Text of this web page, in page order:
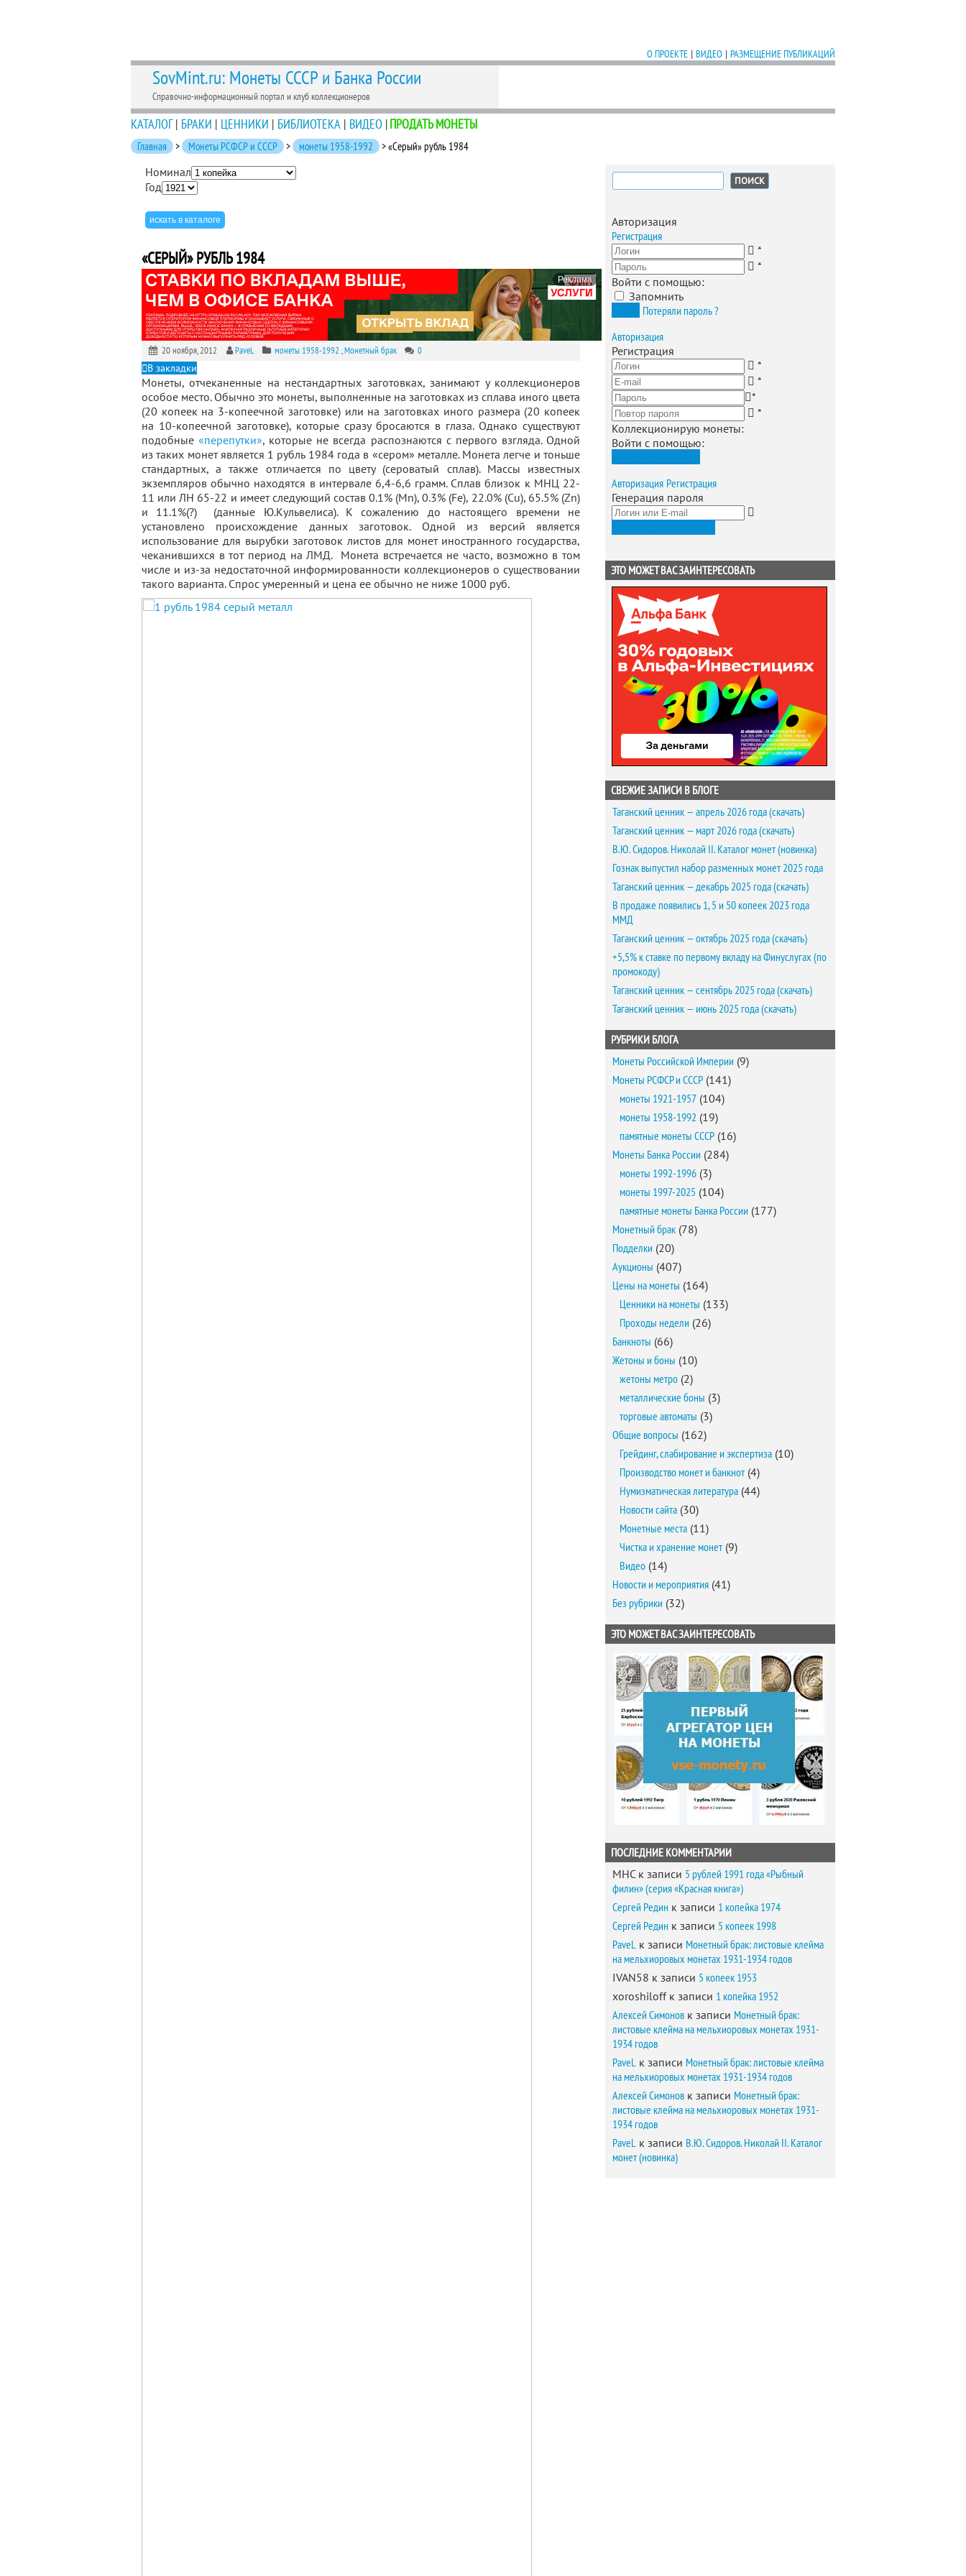
О ПРОЕКТЕ | ВИДЕО | РАЗМЕЩЕНИЕ ПУБЛИКАЦИЙ
SovMint.ru: Монеты СССР и Банка России
Справочно-информационный портал и клуб коллекционеров
КАТАЛОГ| БРАКИ | ЦЕННИКИ | БИБЛИОТЕКА | ВИДЕО |ПРОДАТЬ МОНЕТЫ
Главная > Монеты РСФСР и СССР > монеты 1958-1992 > «Серый» рубль 1984
Номинал
Год
«СЕРЫЙ» РУБЛЬ 1984
Реклама
20 ноября, 2012 PaveL монеты 1958-1992 ,Монетный брак 0
В закладки
Монеты, отчеканенные на нестандартных заготовках, занимают у коллекционеров
особое место. Обычно это монеты, выполненные на заготовках из сплава иного цвета
(20 копеек на 3-копеечной заготовке) или на заготовках иного размера (20 копеек
на 10-копеечной заготовке), которые сразу бросаются в глаза. Однако существуют
подобные«перепутки», которые не всегда распознаются с первого взгляда. Одной
из таких монет является 1 рубль 1984 года в «сером» металле. Монета легче и тоньше
стандартных, а также отличается по цвету (сероватый сплав). Массы известных
экземпляров обычно находятся в интервале 6,4-6,6 грамм. Сплав близок к МНЦ 22-
11 или ЛН 65-22 и имеет следующий состав 0.1% (Mn), 0.3% (Fe), 22.0% (Cu), 65.5% (Zn)
и 11.1%(?) (данные Ю.Кульвелиса). К сожалению до настоящего времени не
установлено происхождение данных заготовок. Одной из версий является
использование для вырубки заготовок листов для монет иностранного государства,
чеканившихся в тот период на ЛМД. Монета встречается не часто, возможно в том
числе и из-за недостаточной информированности коллекционеров о существовании
такого варианта. Спрос умеренный и цена ее обычно не ниже 1000 руб.
Найти:
Авторизация
Регистрация
*
*
Войти с помощью:
Запомнить
Потеряли пароль ?
Авторизация
Регистрация
*
*
*
*
Коллекционирую монеты:
Войти с помощью:
Авторизация Регистрация
Генерация пароля
ЭТО МОЖЕТ ВАС ЗАИНТЕРЕСОВАТЬ
СВЕЖИЕ ЗАПИСИ В БЛОГЕ
Таганский ценник — апрель 2026 года (скачать)
Таганский ценник — март 2026 года (скачать)
В.Ю. Сидоров. Николай II. Каталог монет (новинка)
Гознак выпустил набор разменных монет 2025 года
Таганский ценник — декабрь 2025 года (скачать)
В продаже появились 1, 5 и 50 копеек 2023 года
ММД
Таганский ценник — октябрь 2025 года (скачать)
+5,5% к ставке по первому вкладу на Финуслугах (по
промокоду)
Таганский ценник — сентябрь 2025 года (скачать)
Таганский ценник — июнь 2025 года (скачать)
РУБРИКИ БЛОГА
Монеты Российской Империи (9)
Монеты РСФСР и СССР (141)
монеты 1921-1957 (104)
монеты 1958-1992 (19)
памятные монеты СССР (16)
Монеты Банка России (284)
монеты 1992-1996 (3)
монеты 1997-2025 (104)
памятные монеты Банка России (177)
Монетный брак (78)
Подделки (20)
Аукционы (407)
Цены на монеты (164)
Ценники на монеты (133)
Проходы недели (26)
Банкноты (66)
Жетоны и боны (10)
жетоны метро (2)
металлические боны (3)
торговые автоматы (3)
Общие вопросы (162)
Грейдинг, слабирование и экспертиза (10)
Производство монет и банкнот(4)
Нумизматическая литература (44)
Новости сайта (30)
Монетные места (11)
Чистка и хранение монет(9)
Видео (14)
Новости и мероприятия (41)
Без рубрики (32)
ЭТО МОЖЕТ ВАС ЗАИНТЕРЕСОВАТЬ
ПОСЛЕДНИЕ КОММЕНТАРИИ
MHCк записи 5 рублей 1991 года «Рыбный
филин» (серия «Красная книга»)
Сергей Редин к записи 1 копейка 1974
Сергей Редин к записи 5 копеек 1998
PaveL к записи Монетный брак: листовые клейма
на мельхиоровых монетах 1931-1934 годов
IVAN58 к записи 5 копеек 1953
xoroshiloffк записи 1 копейка 1952
Алексей Симонов к записи Монетный брак:
листовые клейма на мельхиоровых монетах 1931-
1934 годов
PaveL к записи Монетный брак: листовые клейма
на мельхиоровых монетах 1931-1934 годов
Алексей Симонов к записи Монетный брак:
листовые клейма на мельхиоровых монетах 1931-
1934 годов
PaveL к записи В.Ю. Сидоров. Николай II. Каталог
монет (новинка)